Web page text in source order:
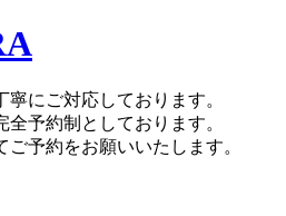
にご対応しております。
予約制としております。
予約をお願いいたします。